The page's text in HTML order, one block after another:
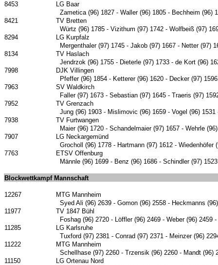
8453
LG Baar
Zametica (96) 1827 - Waller (96) 1805 - Bechheim (96)
8421
TV Bretten
Würtz (96) 1785 - Vizithum (97) 1742 - Wolfbeiß (97)
8294
LG Kurpfalz
Mergenthaler (97) 1745 - Jakob (97) 1667 - Netter (97)
8134
TV Haslach
Jendrzok (96) 1755 - Dieterle (97) 1733 - de Kort (96)
7998
DJK Villingen
Pfeffer (96) 1854 - Ketterer (96) 1620 - Decker (97)
7963
SV Waldkirch
Faller (97) 1673 - Sebastian (97) 1645 - Traeris (97)
7952
TV Grenzach
Jung (96) 1903 - Mislimovic (96) 1659 - Vogel (96)
7938
TV Furtwangen
Maier (96) 1720 - Schandelmaier (97) 1657 - Wehrle
7907
LG Neckargemünd
Grocholl (96) 1778 - Hartmann (97) 1612 - Wiedenhöfer
7763
ETSV Offenburg
Männle (96) 1699 - Benz (96) 1686 - Schindler (97)
Blockwettkampf Mannschaft
12267
MTG Mannheim
Syed Ali (96) 2639 - Gomon (96) 2558 - Heckmanns
11977
TV 1847 Bühl
Foshag (96) 2720 - Löffler (96) 2469 - Weber (96) 2459
11285
LG Karlsruhe
Tuxford (97) 2381 - Conrad (97) 2371 - Meinzer (96)
11222
MTG Mannheim
Schellhase (97) 2260 - Trzensik (96) 2260 - Mandt (96)
11150
LG Ortenau Nord